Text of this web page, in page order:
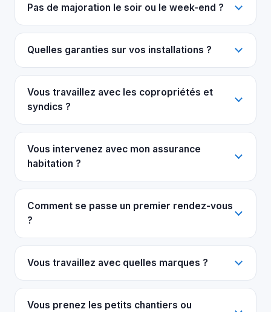
Pas de majoration le soir ou le week-end ?
Quelles garanties sur vos installations ?
Vous travaillez avec les copropriétés et
syndics ?
Vous intervenez avec mon assurance
habitation ?
Comment se passe un premier rendez-vous
?
Vous travaillez avec quelles marques ?
Vous prenez les petits chantiers ou